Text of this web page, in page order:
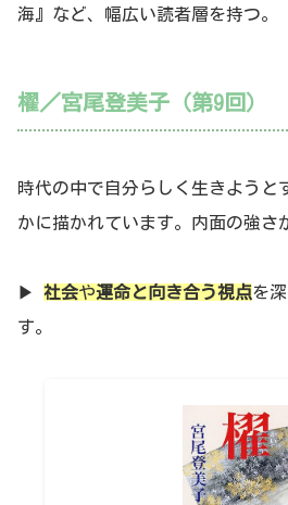
海』など、幅広い読者層を持つ。
櫂／宮尾登美子（第9回）
時代の中で自分らしく生きようと
かに描かれています。内面の強さ
▶ 社会や運命と向き合う視点を
す。